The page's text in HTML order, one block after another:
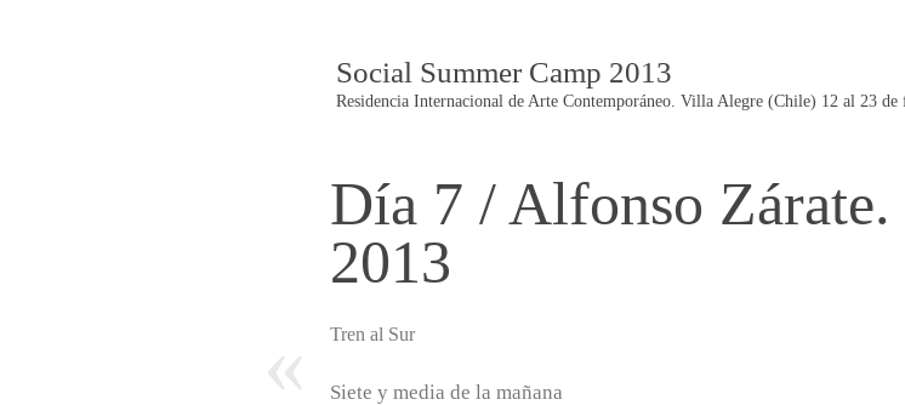
Social Summer Camp 2013
Residencia Internacional de Arte Contemporáneo. Villa Alegre (Chile) 12 al 23 de
Post
navigation
Día 7 / Alfonso Zárate.
2013
Tren al Sur
Siete y media de la mañana